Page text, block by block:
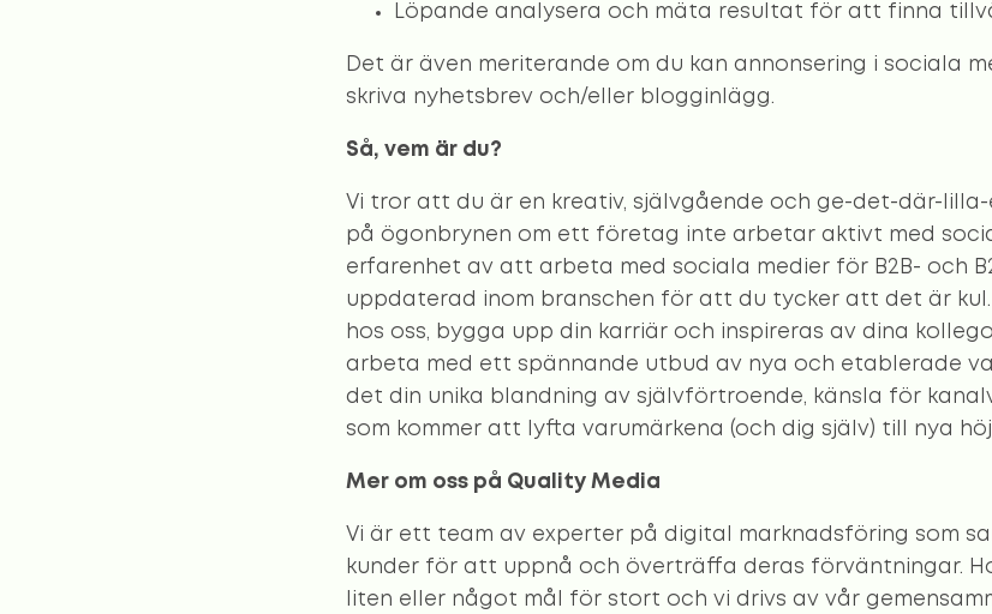
Löpande analysera och mäta resultat för att finna
Det är även meriterande om du kan annonsering i sociala
skriva nyhetsbrev och/eller blogginlägg.
Så, vem är du?
Vi tror att du är en kreativ, självgående och ge-det-där-
på ögonbrynen om ett företag inte arbetar aktivt med
erfarenhet av att arbeta med sociala medier för B2B- och
uppdaterad inom branschen för att du tycker att det är
hos oss, bygga upp din karriär och inspireras av dina
arbeta med ett spännande utbud av nya och etablerade
det din unika blandning av självförtroende, känsla för
som kommer att lyfta varumärkena (och dig själv) till nya
Mer om oss på Quality Media
Vi är ett team av experter på digital marknadsföring som
kunder för att uppnå och överträffa deras förväntningar.
liten eller något mål för stort och vi drivs av vår